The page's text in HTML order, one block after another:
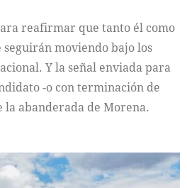
reafirmar que tanto él como
seguirán moviendo bajo los
Y la señal enviada para
-o con terminación de
abanderada de Morena.